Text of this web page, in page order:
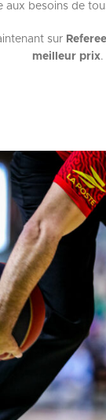
aux besoins de
sur
meilleur prix.